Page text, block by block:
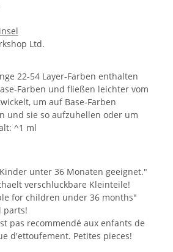
Ltd.
22-54 Layer-Farben enthalten
Farben und fließen leichter vom
um auf Base-Farben
und sie so aufzuhellen oder um
^1 ml
unter 36 Monaten geeignet."
verschluckbare Kleinteile!
for children under 36 months"
parts!
pas recommendé aux enfants de
d'ettoufement. Petites pieces!